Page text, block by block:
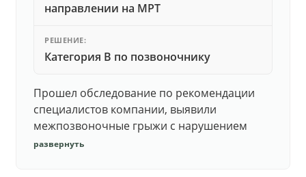
направлении на МРТ
РЕШЕНИЕ:
Категория В по позвоночнику
Прошел обследование по рекомендации
специалистов компании, выявили
межпозвоночные грыжи с нарушением
функций. Юристы подготовили документы,
развернуть